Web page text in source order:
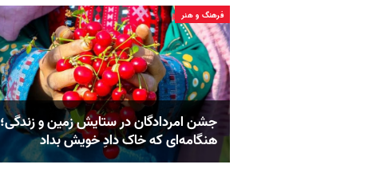
فرهنگ و هنر
جشن امردادگان در ستایش زمین و زندگی؛
هنگامه‌ای که خاک دادِ خویش بداد